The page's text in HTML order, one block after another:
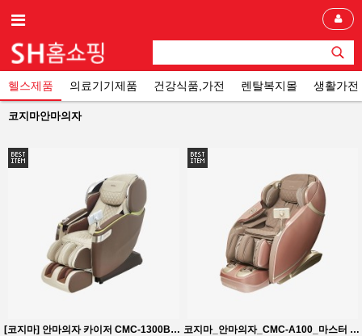
헬스제품 의료기기제품 건강식품,가전 렌탈복지몰 생활가전
코지마안마의자
[코지마] 안마의자 카이저 CMC-1300B(B) 4D입체안마 마사지볼 온열 무릅 마사지 코지마_안마의자_CMC-A100_마스터 23가지 자동코스 종아리 주무름 LS프레임 어깨폭3단 조절